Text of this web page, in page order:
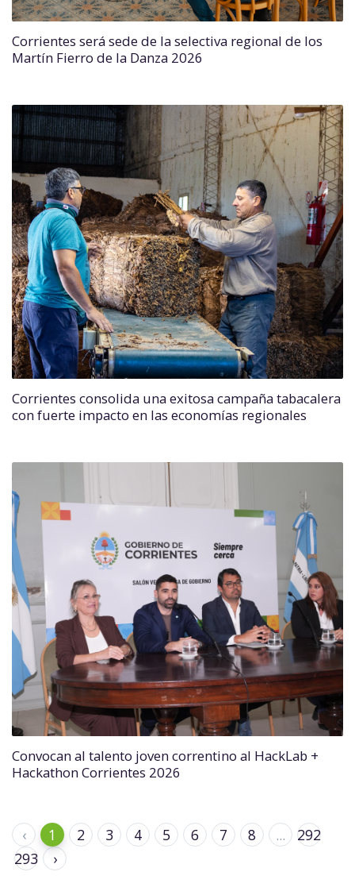
Corrientes será sede de la selectiva regional de los
Martín Fierro de la Danza 2026
Corrientes consolida una exitosa campaña tabacalera
con fuerte impacto en las economías regionales
Convocan al talento joven correntino al HackLab +
Hackathon Corrientes 2026
‹ 1 2 3 4 5 6 7 8 ...
292
293
›